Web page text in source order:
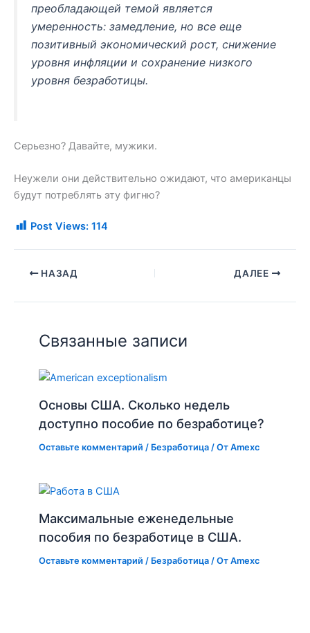
преобладающей темой является
умеренность: замедление, но все еще
позитивный экономический рост, снижение
уровня инфляции и сохранение низкого
уровня безработицы.
Серьезно? Давайте, мужики.
Неужели они действительно ожидают, что американцы
будут потреблять эту фигню?
Post Views: 114
НАЗАД ДАЛЕЕ
Связанные записи
Основы США. Сколько недель
доступно пособие по безработице?
Оставьте комментарий / Безработица / ОтAmexc
Максимальные еженедельные
пособия по безработице в США.
Оставьте комментарий / Безработица / ОтAmexc